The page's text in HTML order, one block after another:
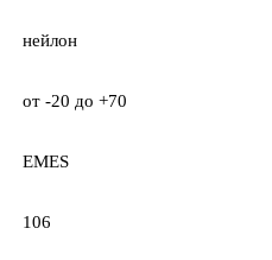
нейлон
от -20 до +70
EMES
106